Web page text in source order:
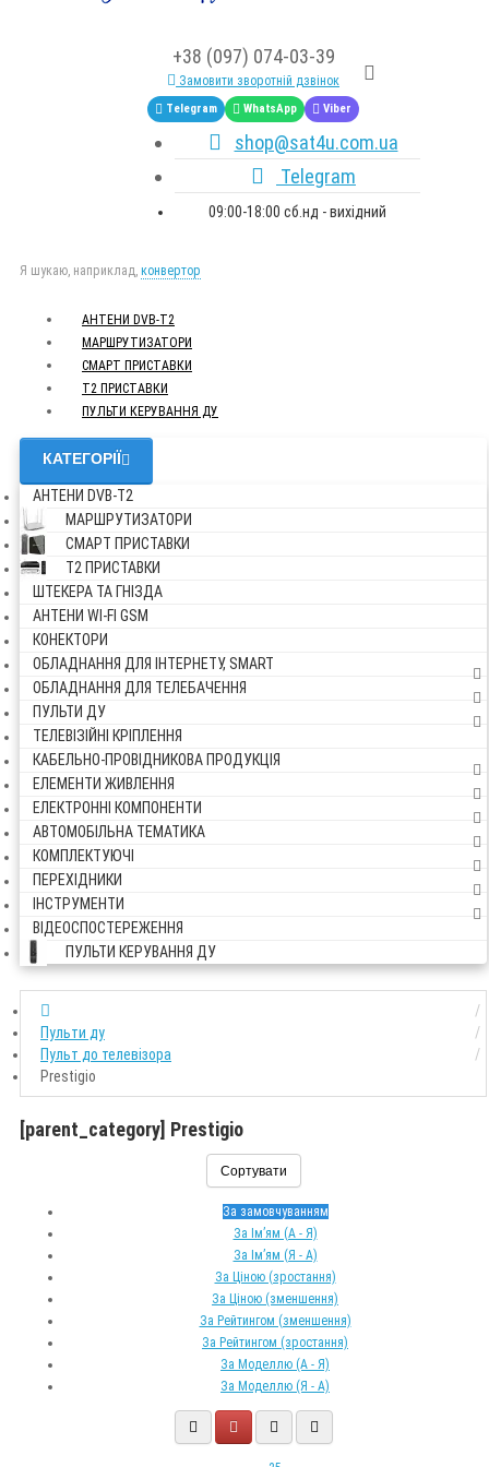
+38 (097) 074-03-39
Замовити зворотній дзвінок
Telegram WhatsApp Viber
shop@sat4u.com.ua
Telegram
09:00-18:00 сб.нд - вихідний
Я шукаю, наприклад, конвертор
АНТЕНИ DVB-Т2
МАРШРУТИЗАТОРИ
СМАРТ ПРИСТАВКИ
Т2 ПРИСТАВКИ
ПУЛЬТИ КЕРУВАННЯ ДУ
КАТЕГОРІЇ
АНТЕНИ DVB-Т2
МАРШРУТИЗАТОРИ
СМАРТ ПРИСТАВКИ
Т2 ПРИСТАВКИ
ШТЕКЕРА ТА ГНІЗДА
АНТЕНИ WI-FI GSM
КОНЕКТОРИ
ОБЛАДНАННЯ ДЛЯ ІНТЕРНЕТУ, SMART
ОБЛАДНАННЯ ДЛЯ ТЕЛЕБАЧЕННЯ
ПУЛЬТИ ДУ
ТЕЛЕВІЗІЙНІ КРІПЛЕННЯ
КАБЕЛЬНО-ПРОВІДНИКОВА ПРОДУКЦІЯ
ЕЛЕМЕНТИ ЖИВЛЕННЯ
ЕЛЕКТРОННІ КОМПОНЕНТИ
АВТОМОБІЛЬНА ТЕМАТИКА
КОМПЛЕКТУЮЧІ
ПЕРЕХІДНИКИ
ІНСТРУМЕНТИ
ВІДЕОСПОСТЕРЕЖЕННЯ
ПУЛЬТИ КЕРУВАННЯ ДУ
Пульти ду
Пульт до телевізора
Prestigio
[parent_category] Prestigio
Сортувати
За замовчуванням
За Ім’ям (A - Я)
За Ім’ям (Я - A)
За Ціною (зростання)
За Ціною (зменшення)
За Рейтингом (зменшення)
За Рейтингом (зростання)
За Моделлю (A - Я)
За Моделлю (Я - A)